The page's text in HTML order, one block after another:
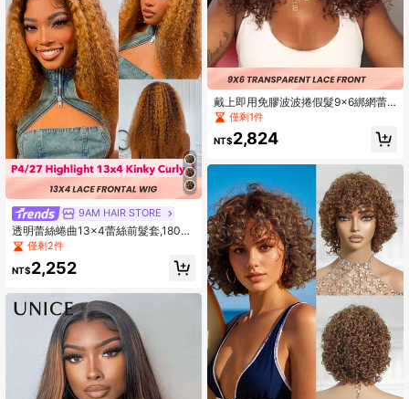
9AM HAIR STORE
透明蕾絲蜷曲13x4蕾絲前髮套,180%
密度,16-20英寸p4/27蜜糖金的顏色,
預扯走自然頭髮線,蕾絲雷米頭髮突顯
顏色女性用
僅剩2件
NT$2,252
戴上即用免膠波波捲假髮9x6綁網蕾
絲前沿盤髮透明蕾絲前沿預先修剪掉
落假髮女士假髮
僅剩1件
NT$2,824